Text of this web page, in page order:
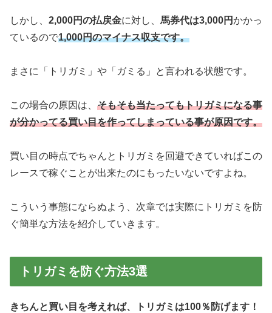
しかし、 2,000円の払戻金に対し、 馬券代は3,000円かかっ
ているので1,000円のマイナス収支です。
まさに「トリガミ」や「ガミる」と言われる状態です。
この場合の原因は、 そもそも当たってもトリガミになる事
が分かってる買い目を作ってしまっている事が原因です。
買い目の時点でちゃんとトリガミを回避できていればこの
レースで稼ぐことが出来たのにもったいないですよね。
こういう事態にならぬよう、次章では実際にトリガミを防
ぐ簡単な方法を紹介していきます。
トリガミを防ぐ方法3選
きちんと買い目を考えれば、トリガミは100％防げます！